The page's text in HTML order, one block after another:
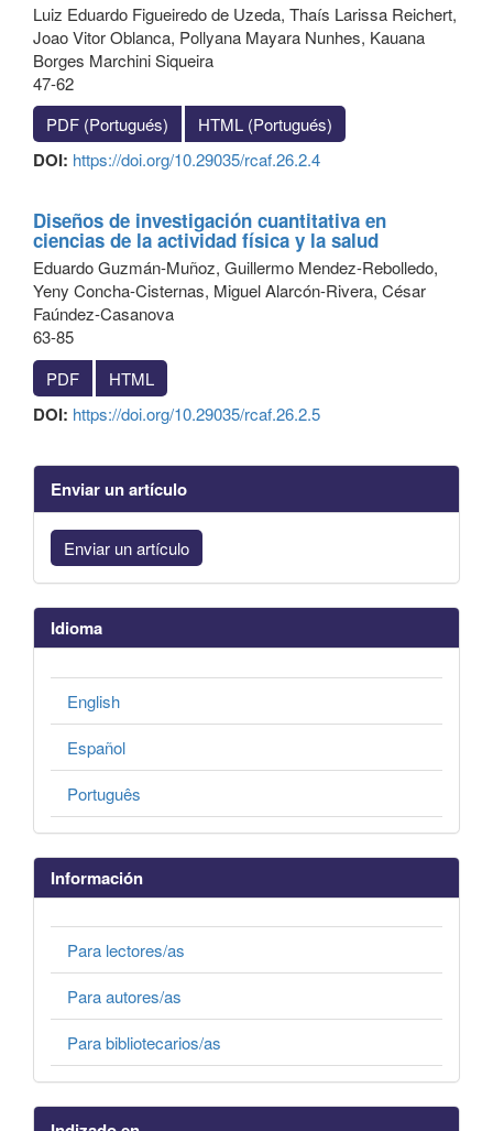
Luiz Eduardo Figueiredo de Uzeda, Thaís Larissa Reichert,
Joao Vitor Oblanca, Pollyana Mayara Nunhes, Kauana
Borges Marchini Siqueira
47-62
PDF (Portugués)
HTML (Portugués)
DOI: https://doi.org/10.29035/rcaf.26.2.4
Diseños de investigación cuantitativa en
ciencias de la actividad física y la salud
Eduardo Guzmán-Muñoz, Guillermo Mendez-Rebolledo,
Yeny Concha-Cisternas, Miguel Alarcón-Rivera, César
Faúndez-Casanova
63-85
PDF
HTML
DOI: https://doi.org/10.29035/rcaf.26.2.5
Enviar un artículo
Enviar un artículo
Idioma
English
Español
Português
Información
Para lectores/as
Para autores/as
Para bibliotecarios/as